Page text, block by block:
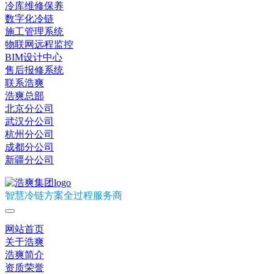
冷库维修保养
数字化冷链
施工管理系统
物联网远程监控
BIM设计中心
售后报修系统
联系浩爽
浩爽总部
北京分公司
武汉分公司
杭州分公司
成都分公司
新疆分公司
智慧冷链方案全过程服务商
网站首页
关于浩爽
浩爽简介
资质荣誉